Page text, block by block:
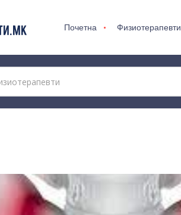
Почетна Физиотерапевти